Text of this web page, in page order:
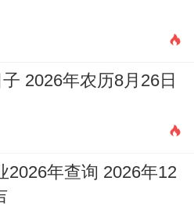
2026年农历8月26日
2026年查询 2026年12